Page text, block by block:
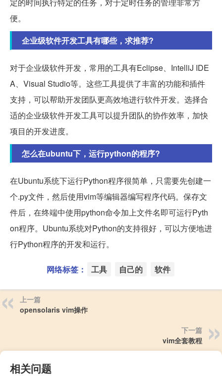
便。
企业级软件开发工具有哪些，求推荐?
对于企业级软件开发，常用的工具有Eclipse、IntelliJ IDE
A、Visual Studio等。这些工具提供了丰富的功能和插件
支持，可以帮助开发团队更高效地进行软件开发。选择合
适的企业级软件开发工具可以提升团队的协作效率，加快
项目的开发进度。
怎么在ubuntu下，运行python的程序?
在Ubuntu系统下运行Python程序很简单，只需要先创建一
个.py文件，然后使用vim等编辑器编写程序代码。保存文
件后，在终端中使用python命令加上文件名即可运行Pyth
on程序。Ubuntu系统对Python的支持很好，可以方便地进
行Python程序的开发和运行。
网络标签： 工具 自己的 软件
上一篇
opensolaris vim操作
下一篇
vim全套教程
相关问题